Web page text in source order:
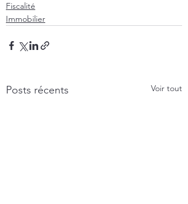
Fiscalité
Immobilier
Posts récents Voir tout